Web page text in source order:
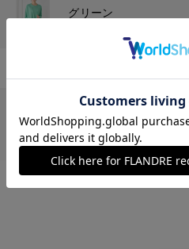
グリーン
ブルーグレー